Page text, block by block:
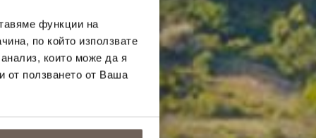
функции на
по който използвате
които може да я
от ползването от Ваша